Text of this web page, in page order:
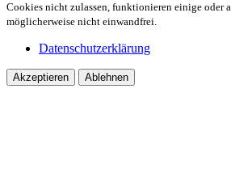
Cookies nicht zulassen, funktionieren einige oder
möglicherweise nicht einwandfrei.
Datenschutzerklärung
Akzeptieren Ablehnen